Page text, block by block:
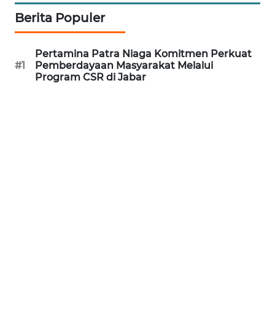
Berita Populer
#1
Pertamina Patra Niaga Komitmen Perkuat
Pemberdayaan Masyarakat Melalui
Program CSR di Jabar
WAHANA
SPORT
WAHANA
UMKM